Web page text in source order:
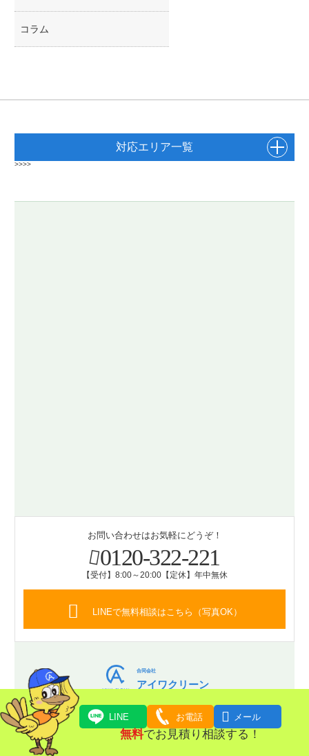
コラム
対応エリア一覧
>>>>
お問い合わせはお気軽にどうぞ！
0120-322-221
【受付】8:00～20:00【定休】年中無休
LINEで無料相談はこちら（写真OK）
合同会社
アイワクリーン
〒509-0201
岐阜県可児市川合2608番地68
LINE お電話  メール
無料でお見積り相談する！